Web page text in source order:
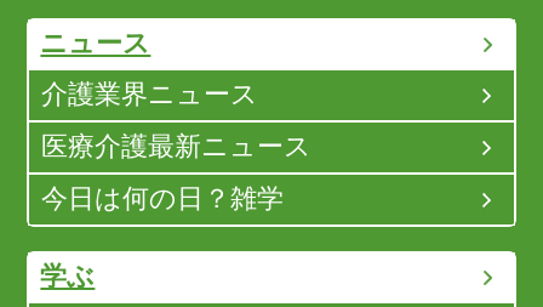
ニュース
介護業界ニュース
医療介護最新ニュース
今日は何の日？雑学
学ぶ